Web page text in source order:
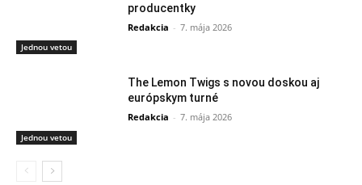
Jednou vetou
producentky
Redakcia - 7. mája 2026
Jednou vetou
The Lemon Twigs s novou doskou aj
európskym turné
Redakcia - 7. mája 2026